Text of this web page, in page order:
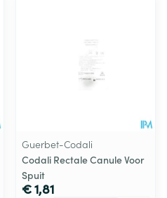
Guerbet-Codali
Codali Rectale Canule Voor
Spuit
€ 1,81